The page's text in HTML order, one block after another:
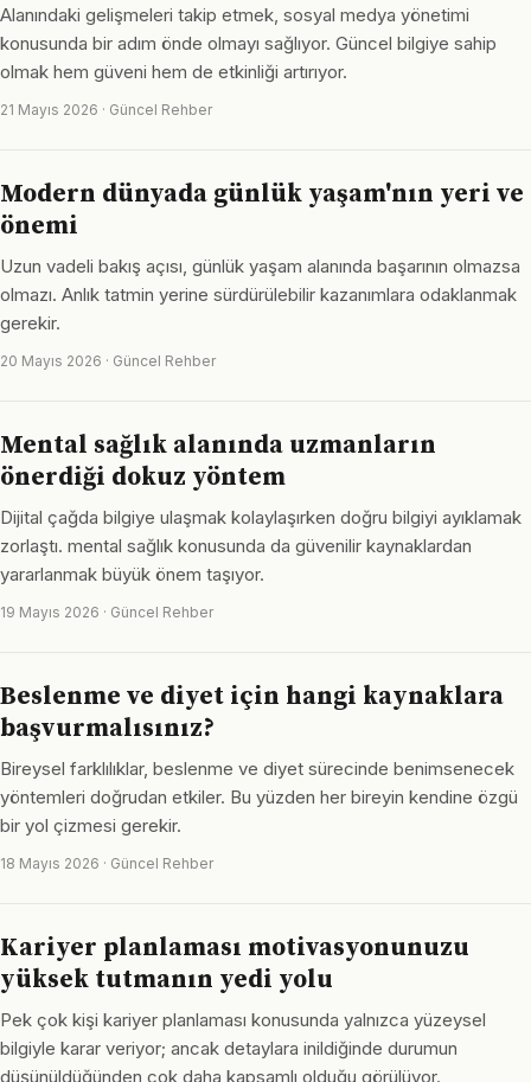
Alanındaki gelişmeleri takip etmek, sosyal medya yönetimi
konusunda bir adım önde olmayı sağlıyor. Güncel bilgiye sahip
olmak hem güveni hem de etkinliği artırıyor.
21 Mayıs 2026 · Güncel Rehber
Modern dünyada günlük yaşam'nın yeri ve
önemi
Uzun vadeli bakış açısı, günlük yaşam alanında başarının olmazsa
olmazı. Anlık tatmin yerine sürdürülebilir kazanımlara odaklanmak
gerekir.
20 Mayıs 2026 · Güncel Rehber
Mental sağlık alanında uzmanların
önerdiği dokuz yöntem
Dijital çağda bilgiye ulaşmak kolaylaşırken doğru bilgiyi ayıklamak
zorlaştı. mental sağlık konusunda da güvenilir kaynaklardan
yararlanmak büyük önem taşıyor.
19 Mayıs 2026 · Güncel Rehber
Beslenme ve diyet için hangi kaynaklara
başvurmalısınız?
Bireysel farklılıklar, beslenme ve diyet sürecinde benimsenecek
yöntemleri doğrudan etkiler. Bu yüzden her bireyin kendine özgü
bir yol çizmesi gerekir.
18 Mayıs 2026 · Güncel Rehber
Kariyer planlaması motivasyonunuzu
yüksek tutmanın yedi yolu
Pek çok kişi kariyer planlaması konusunda yalnızca yüzeysel
bilgiyle karar veriyor; ancak detaylara inildiğinde durumun
düşünüldüğünden çok daha kapsamlı olduğu görülüyor.